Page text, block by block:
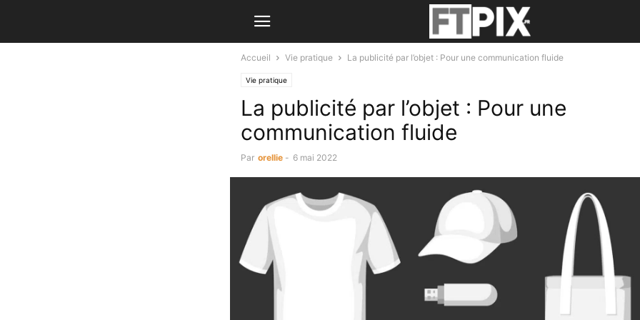
Accueil Vie pratique La publicité par l’objet : Pour une communication fluide
Vie pratique
La publicité par l’objet : Pour une
communication fluide
Par orellie - 6 mai 2022